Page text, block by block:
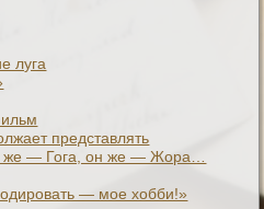
луга
представлять
же — Гога, он же — Жора…
— мое хобби!»